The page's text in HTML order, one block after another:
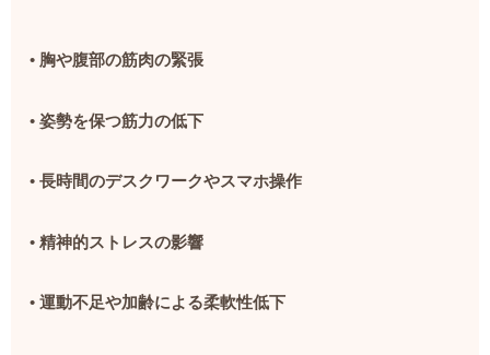
• 胸や腹部の筋肉の緊張
• 姿勢を保つ筋力の低下
• 長時間のデスクワークやスマホ操作
• 精神的ストレスの影響
• 運動不足や加齢による柔軟性低下